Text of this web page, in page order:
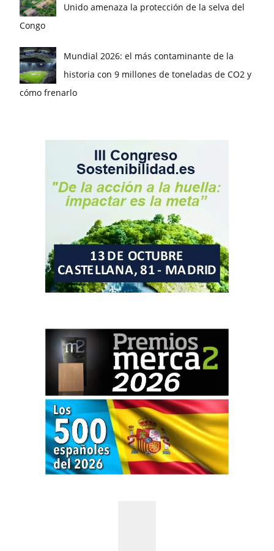
Unido amenaza la protección de la selva del
Congo
Mundial 2026: el más contaminante de la
historia con 9 millones de toneladas de CO2 y
cómo frenarlo